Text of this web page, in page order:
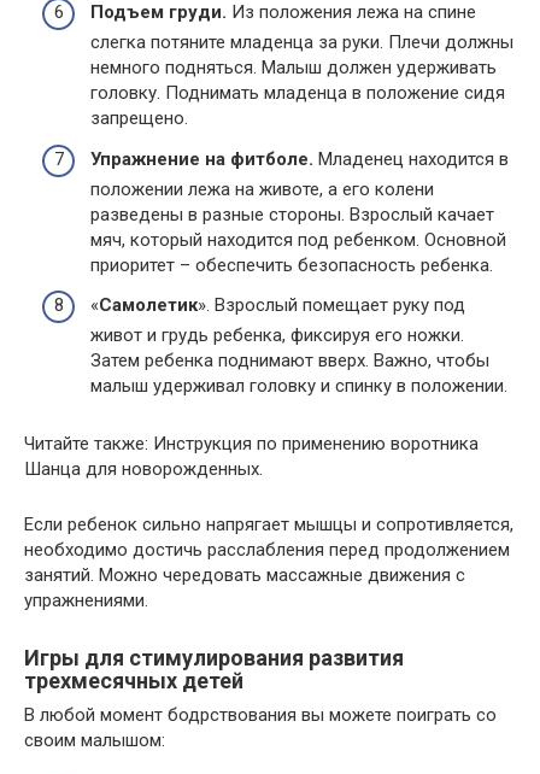
Подъем груди. Из положения лежа на спине
слегка потяните младенца за руки. Плечи должны
немного подняться. Малыш должен удерживать
головку. Поднимать младенца в положение сидя
запрещено.
Упражнение на фитболе. Младенец находится в
положении лежа на животе, а его колени
разведены в разные стороны. Взрослый качает
мяч, который находится под ребенком. Основной
приоритет – обеспечить безопасность ребенка.
«Самолетик». Взрослый помещает руку под
живот и грудь ребенка, фиксируя его ножки.
Затем ребенка поднимают вверх. Важно, чтобы
малыш удерживал головку и спинку в положении.
Читайте также: Инструкция по применению воротника
Шанца для новорожденных.
Если ребенок сильно напрягает мышцы и сопротивляется,
необходимо достичь расслабления перед продолжением
занятий. Можно чередовать массажные движения с
упражнениями.
Игры для стимулирования развития
трехмесячных детей
В любой момент бодрствования вы можете поиграть со
своим малышом: